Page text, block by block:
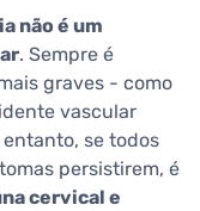
não é um
. Sempre é
graves - como
vascular
se todos
persistirem, é
cervical e